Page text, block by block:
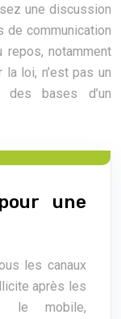
une discussion
de communication
repos, notamment
loi, n’est pas un
bases d’un
une
les canaux
après les
le mobile,